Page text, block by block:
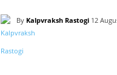
By Kalpvraksh Rastogi 12